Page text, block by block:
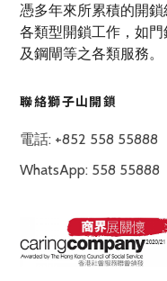
憑多年來所累積的開
各類型開鎖工作，如
及鋼閘等之各類服務。
聯絡獅子山開鎖
電話: +852 558 55888
WhatsApp: 558 55888